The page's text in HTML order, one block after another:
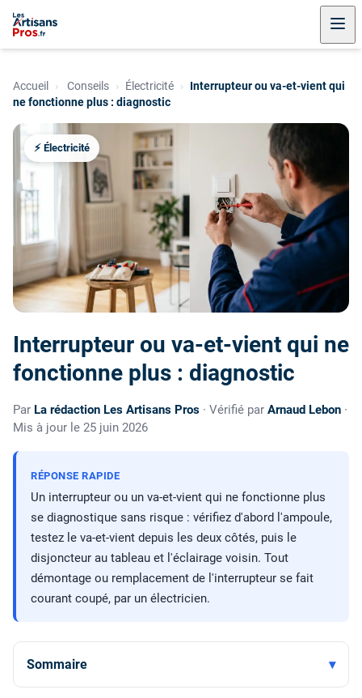
Accueil › Conseils › Électricité ›
Interrupteur ou va-et-vient qui
ne fonctionne plus : diagnostic
⚡ Électricité
Interrupteur ou va-et-vient qui ne
fonctionne plus : diagnostic
Par La rédaction Les Artisans Pros · Vérifié par Arnaud Lebon ·
Mis à jour le 25 juin 2026
RÉPONSE RAPIDE
Un interrupteur ou un va-et-vient qui ne fonctionne plus
se diagnostique sans risque : vérifiez d'abord l'ampoule,
testez le va-et-vient depuis les deux côtés, puis le
disjoncteur au tableau et l'éclairage voisin. Tout
démontage ou remplacement de l'interrupteur se fait
courant coupé, par un électricien.
Sommaire